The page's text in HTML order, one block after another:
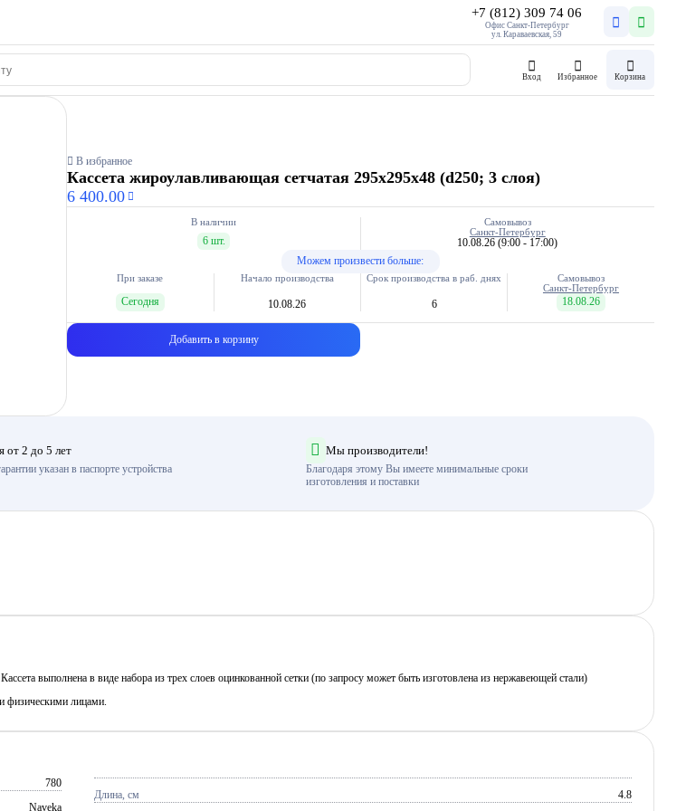
+7 (812) 309 74 06
Офис Санкт-Петербург
ул. Караваевская, 59
Вход Избранное Корзина
В избранное
Кассета жироулавливающая сетчатая 295х295х48 (d250; 3 слоя)
6 400.00
В наличии
6 шт.
Самовывоз
Санкт-Петербург
10.08.26(9:00 - 17:00)
Можем произвести больше:
При заказе
Сегодня
Начало производства
10.08.26
Срок производства в раб. днях
6
Самовывоз
Санкт-Петербург
18.08.26
Добавить в корзину
от 2 до 5 лет
указан в паспорте устройства
Мы производители!
Благодаря этому Вы имеете минимальные сроки
изготовления и поставки
выполнена в виде набора из трех слоев оцинкованной сетки (по запросу может быть изготовлена из нержавеющей стали)
физическими лицами.
780
Naveka
Длина, см 4.8